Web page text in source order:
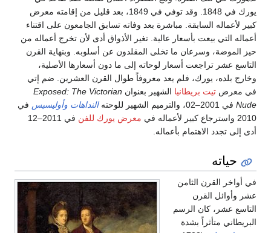
يورك في 1848. وقد توفي في 1849، بعد قليل من إقامته معرض
كبير لأعماله السابقة. مباشرة بعد وفاته تسابق الجامعون على اقتناء
أعماله التي بيعت بأسعار عالية. تغير الأذواق أدى لأن تخرج أعماله من
حيز الموضة، وسرعان ما تخلى المقلدون عن أسلوبه. وبنهاية القرن
التاسع عشر تراجعت أسعار لوحاته إلى ما دون أسعارها الأصلية،
وخارج بلده، يورك، فلم يعد معروفاً طوال القرن العشرين. ضم إتي
في معرض تيت بريطانيا الشهير بعنوان Exposed: The Victorian
Nude في 2001–02، والترميم الشهير للوحته النداهات وأوليسيس في
2010 واسترجاع كبير لأعماله في
معرض يورك للفن
في 2011–12
أدى إلى تجدد الاهتمام بأعماله.
حياته
في أواخر القرن الثامن
عشر وأوائل القرن
التاسع عشر، كان الرسم
البريطاني متأثراً بشدة